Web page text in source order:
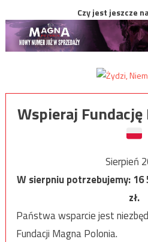
Czy jest jeszcze
Wspieraj
Sierpień
W sierpniu potrzebujemy:16
zł.
Państwa wsparcie jest
Fundacji Magna Polonia.